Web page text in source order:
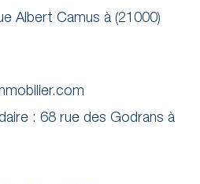
Albert Camus à (21000)
: 68 rue des Godrans à